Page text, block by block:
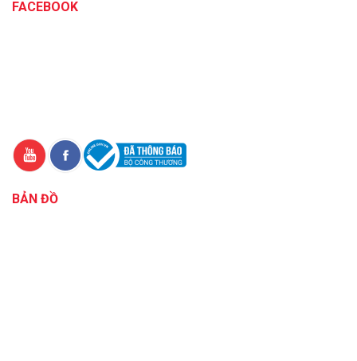
FACEBOOK
BẢN ĐỒ